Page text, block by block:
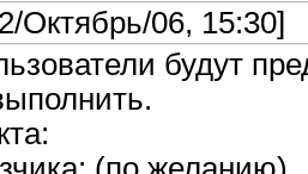
Октябрь/06, 15:30]
будут